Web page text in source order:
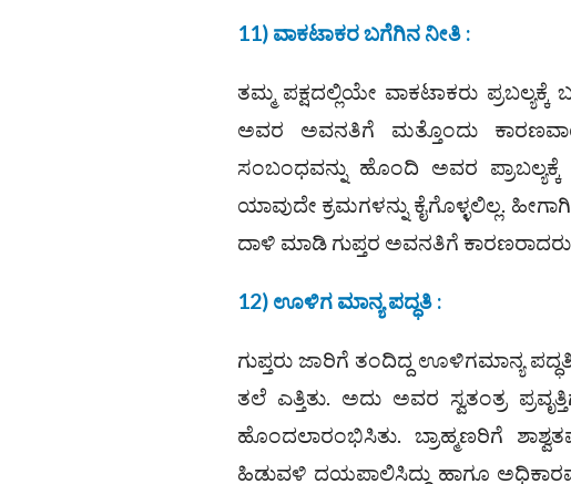
11) ವಾಕಟಾಕರ ಬಗೆಗಿನ ನೀತಿ :
ತಮ್ಮ ಪಕ್ಷದಲ್ಲಿಯೇ ವಾಕಟಾಕರು ಪ್ರಬಲ್ಯಕ್ಕೆ
ಅವರ ಅವನತಿಗೆ ಮತ್ತೊಂದು
ಸಂಬಂಧವನ್ನು ಹೊಂದಿ ಅವರ ಪ್ರಾಬಲ್ಯಕ್ಕೆ
ಯಾವುದೇ ಕ್ರಮಗಳನ್ನು ಕೈಗೊಳ್ಳಲಿಲ್ಲ.
ದಾಳಿ ಮಾಡಿ ಗುಪ್ತರ ಅವನತಿಗೆ
12) ಊಳಿಗ ಮಾನ್ಯ ಪದ್ಧತಿ :
ಗುಪ್ತರು ಜಾರಿಗೆ ತಂದಿದ್ದ ಊಳಿಗಮಾನ್ಯ
ತಲೆ ಎತ್ತಿತು. ಅದು ಅವರ ಸ್ವತಂತ್ರ
ಹೊಂದಲಾರಂಭಿಸಿತು. ಬ್ರಾಹ್ಮಣರಿಗೆ
ಹಿಡುವಳಿ ದಯಪಾಲಿಸಿದ್ದು ಹಾಗೂ